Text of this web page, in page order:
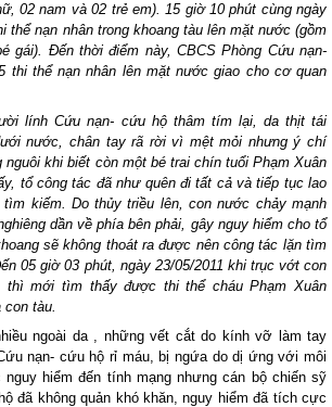
02 nam và 02 trẻ em). 15 giờ 10 phút cùng ngày
thể nạn nhân trong khoang tàu lên mặt nước (gồm
gái). Đến thời điểm này, CBCS Phòng Cứu nạn-
thi thể nạn nhân lên mặt nước giao cho cơ quan
lính Cứu nạn- cứu hộ thâm tím lại, da thịt tái
nước, chân tay rã rời vì mệt mỏi nhưng ý chí
nguôi khi biết còn một bé trai chín tuổi Phạm Xuân
tổ công tác đã như quên đi tất cả và tiếp tục lao
tìm kiếm. Do thủy triều lên, con nước chảy mạnh
dần về phía bên phải, gây nguy hiểm cho tổ
sẽ không thoát ra được nên công tác lặn tìm
05 giờ 03 phút, ngày 23/05/2011 khi trục vớt con
thì mới tìm thấy được thi thể cháu Phạm Xuân
con tàu.
ngoài da , những vết cắt do kính vỡ làm tay
nạn- cứu hộ rỉ máu, bị ngứa do dị ứng với môi
hiểm đến tính mạng nhưng cán bộ chiến sỹ
đã không quản khó khăn, nguy hiểm đã tích cực